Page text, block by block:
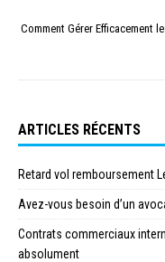
Comment Gérer Efficacement
ARTICLES RÉCENTS
Retard vol remboursement
Avez-vous besoin d’un
Contrats commerciaux
absolument